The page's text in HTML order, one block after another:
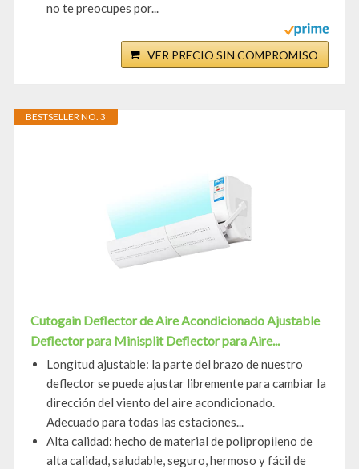
no te preocupes por...
VER PRECIO SIN COMPROMISO
BESTSELLER NO. 3
Cutogain Deflector de Aire Acondicionado Ajustable
Deflector para Minisplit Deflector para Aire...
Longitud ajustable: la parte del brazo de nuestro
deflector se puede ajustar libremente para cambiar la
dirección del viento del aire acondicionado.
Adecuado para todas las estaciones...
Alta calidad: hecho de material de polipropileno de
alta calidad, saludable, seguro, hermoso y fácil de